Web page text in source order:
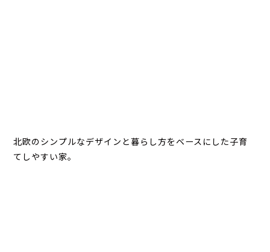
北欧のシンプルなデザインと暮らし方をベースにした子育
てしやすい家。